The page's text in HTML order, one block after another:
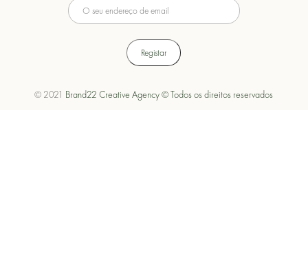
© 2021 Brand22 Creative Agency © Todos os direitos reservados